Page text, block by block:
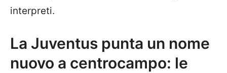
interpreti.
La Juventus punta un nome
nuovo a centrocampo: le